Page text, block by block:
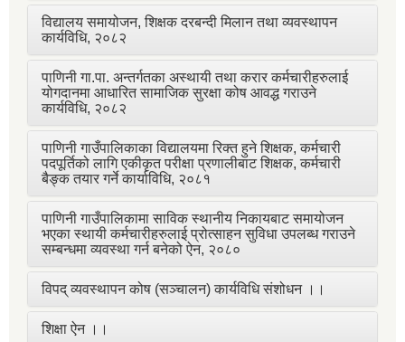
विद्यालय समायोजन, शिक्षक दरबन्दी मिलान तथा व्यवस्थापन
कार्यविधि, २०८२
पाणिनी गा.पा. अन्तर्गतका अस्थायी तथा करार कर्मचारीहरुलाई
योगदानमा आधारित सामाजिक सुरक्षा कोष आवद्ध गराउने
कार्यविधि, २०८२
पाणिनी गाउँपालिकाका विद्यालयमा रिक्त हुने शिक्षक, कर्मचारी
पदपूर्तिको लागि एकीकृत परीक्षा प्रणालीबाट शिक्षक, कर्मचारी
बैङ्क तयार गर्ने कार्याविधि, २०८१
पाणिनी गाउँपालिकामा साविक स्थानीय निकायबाट समायोजन
भएका स्थायी कर्मचारीहरुलाई प्रोत्साहन सुविधा उपलब्ध गराउने
सम्बन्धमा व्यवस्था गर्न बनेको ऐन, २०८०
विपद् व्यवस्थापन कोष (सञ्चालन) कार्यविधि संशोधन ।।
शिक्षा ऐन ।।